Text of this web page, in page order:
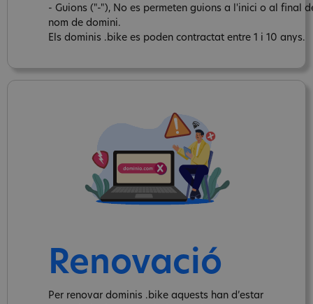
- Guions ("-"), No es permeten guions a l'inici o al final
nom de domini.
Els dominis .bike es poden contractat entre 1 i 10 anys.
Renovació
Per renovar dominis .bike aquests han d’estar